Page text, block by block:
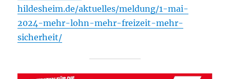
hildesheim.de/aktuelles/meldung/1-mai-
2024-mehr-lohn-mehr-freizeit-mehr-
sicherheit/